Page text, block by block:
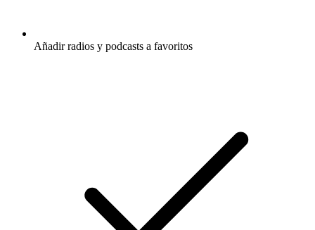
Añadir radios y podcasts a favoritos